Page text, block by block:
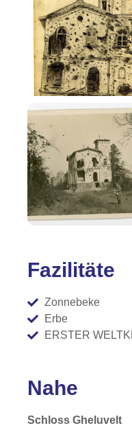
Fazilitäte
Zonnebeke
Erbe
ERSTER
Nahe
Schloss Gheluvelt